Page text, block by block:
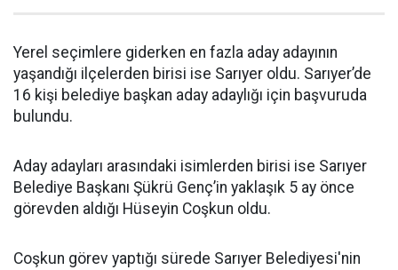
Yerel seçimlere giderken en fazla aday adayının
yaşandığı ilçelerden birisi ise Sarıyer oldu. Sarıyer’de
16 kişi belediye başkan aday adaylığı için başvuruda
bulundu.
Aday adayları arasındaki isimlerden birisi ise Sarıyer
Belediye Başkanı Şükrü Genç’in yaklaşık 5 ay önce
görevden aldığı Hüseyin Coşkun oldu.
Coşkun görev yaptığı sürede Sarıyer Belediyesi'nin